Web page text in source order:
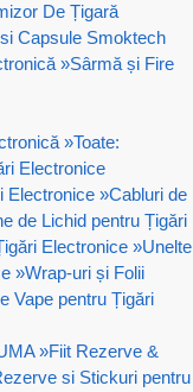
De Țigară
Capsule Smoktech
»Sârmă și Fire
»Toate:
Electronice
Electronice »Cabluri de
de Lichid pentru Țigări
Electronice »Unelte
»Wrap-uri și Folii
Vape pentru Țigări
»Fiit Rezerve &
si Stickuri pentru